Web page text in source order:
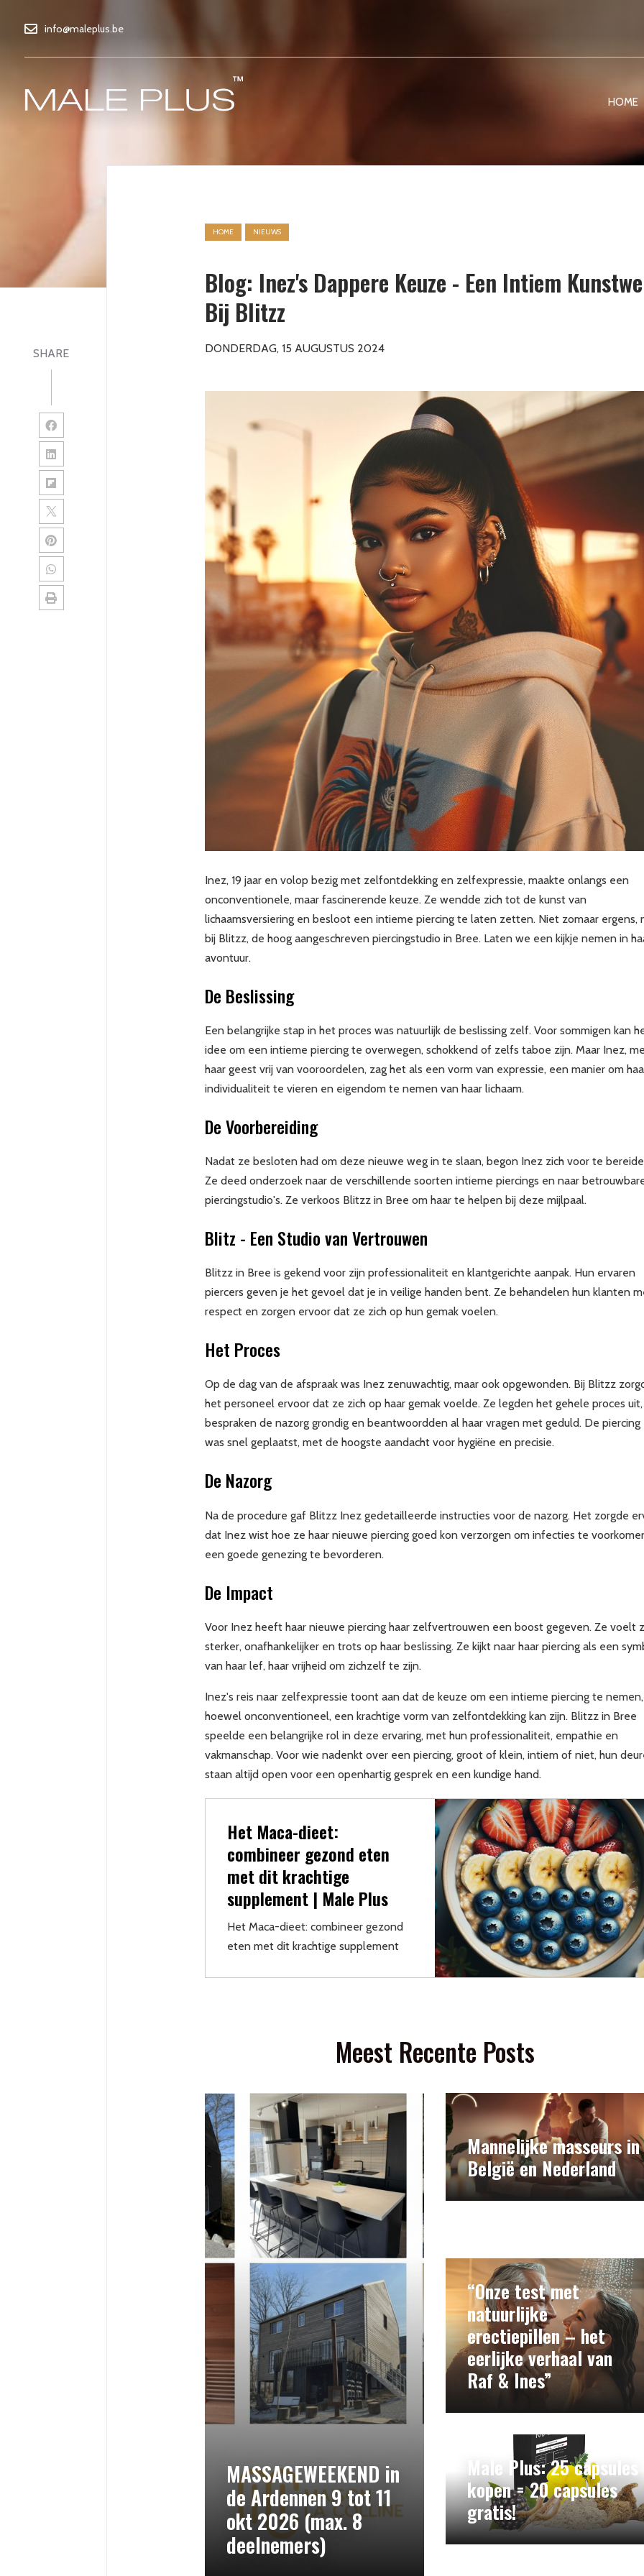
info@maleplus.be
HOME
SHARE
HOME NIEUWS
Blog: Inez's Dappere Keuze - Een Intiem
Bij Blitzz
DONDERDAG, 15 AUGUSTUS 2024
Inez, 19 jaar en volop bezig met zelfontdekking en zelfexpressie, maakte onlangs een
onconventionele, maar fascinerende keuze. Ze wendde zich tot de kunst van
lichaamsversiering en besloot een intieme piercing te laten zetten. Niet zomaar ergens,
bij Blitzz, de hoog aangeschreven piercingstudio in Bree. Laten we een kijkje nemen in
avontuur.
De Beslissing
Een belangrijke stap in het proces was natuurlijk de beslissing zelf. Voor sommigen kan
idee om een intieme piercing te overwegen, schokkend of zelfs taboe zijn. Maar Inez,
haar geest vrij van vooroordelen, zag het als een vorm van expressie, een manier om
individualiteit te vieren en eigendom te nemen van haar lichaam.
De Voorbereiding
Nadat ze besloten had om deze nieuwe weg in te slaan, begon Inez zich voor te
Ze deed onderzoek naar de verschillende soorten intieme piercings en naar
piercingstudio's. Ze verkoos Blitzz in Bree om haar te helpen bij deze mijlpaal.
Blitz - Een Studio van Vertrouwen
Blitzz in Bree is gekend voor zijn professionaliteit en klantgerichte aanpak. Hun ervaren
piercers geven je het gevoel dat je in veilige handen bent. Ze behandelen hun klanten
respect en zorgen ervoor dat ze zich op hun gemak voelen.
Het Proces
Op de dag van de afspraak was Inez zenuwachtig, maar ook opgewonden. Bij Blitzz
het personeel ervoor dat ze zich op haar gemak voelde. Ze legden het gehele proces uit,
bespraken de nazorg grondig en beantwoordden al haar vragen met geduld. De
was snel geplaatst, met de hoogste aandacht voor hygiëne en precisie.
De Nazorg
Na de procedure gaf Blitzz Inez gedetailleerde instructies voor de nazorg. Het zorgde
dat Inez wist hoe ze haar nieuwe piercing goed kon verzorgen om infecties te
een goede genezing te bevorderen.
De Impact
Voor Inez heeft haar nieuwe piercing haar zelfvertrouwen een boost gegeven. Ze voelt
sterker, onafhankelijker en trots op haar beslissing. Ze kijkt naar haar piercing als een
van haar lef, haar vrijheid om zichzelf te zijn.
Inez's reis naar zelfexpressie toont aan dat de keuze om een intieme piercing te nemen,
hoewel onconventioneel, een krachtige vorm van zelfontdekking kan zijn. Blitzz in Bree
speelde een belangrijke rol in deze ervaring, met hun professionaliteit, empathie en
vakmanschap. Voor wie nadenkt over een piercing, groot of klein, intiem of niet, hun
staan altijd open voor een openhartig gesprek en een kundige hand.
Het Maca-dieet:
combineer gezond eten
met dit krachtige
supplement | Male Plus
Het Maca-dieet: combineer gezond
eten met dit krachtige supplement
Meest Recente Posts
MASSAGEWEEKEND in
de Ardennen 9 tot 11
okt 2026 (max. 8
deelnemers)
Mannelijke masseurs in
België en Nederland
“Onze test met
natuurlijke
erectiepillen – het
eerlijke verhaal van
Raf & Ines”
Male Plus: 25 capsules
kopen = 20 capsules
gratis!